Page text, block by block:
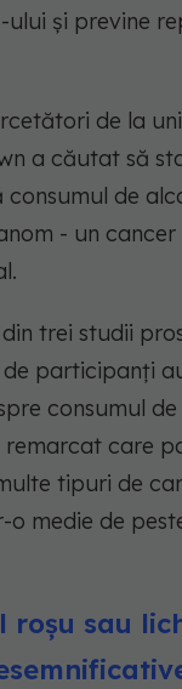
ului și previne
de la
a căutat să
consumul de
- un
trei studii
de participanți
consumul
remarcat care
tipuri de
o medie de
roșu sau